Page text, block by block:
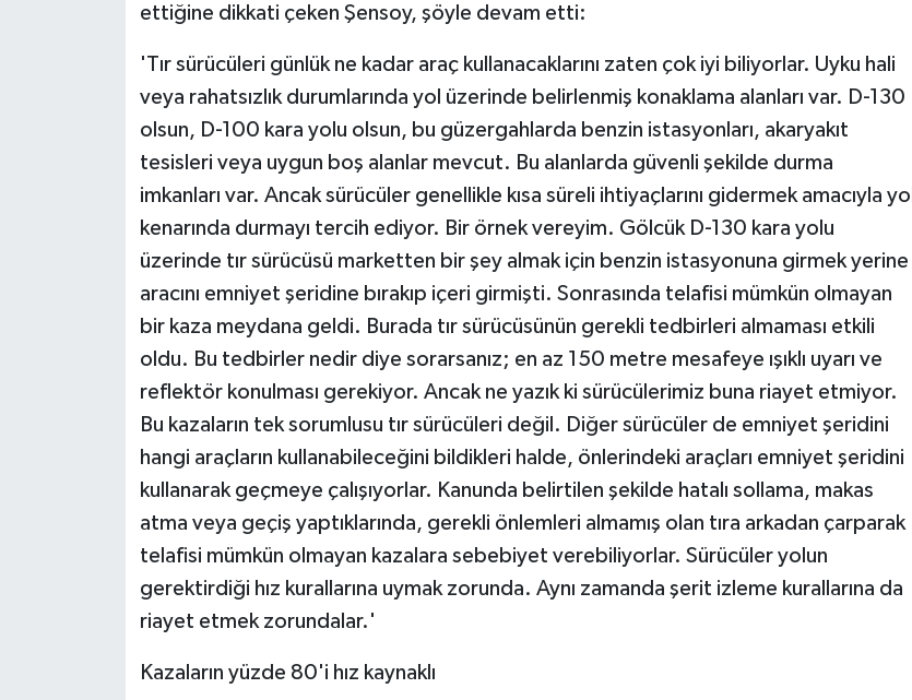
ettiğine dikkati çeken Şensoy, şöyle devam etti:
'Tır sürücüleri günlük ne kadar araç kullanacaklarını zaten çok iyi biliyorlar. Uyku hali
veya rahatsızlık durumlarında yol üzerinde belirlenmiş konaklama alanları var. D-130
olsun, D-100 kara yolu olsun, bu güzergahlarda benzin istasyonları, akaryakıt
tesisleri veya uygun boş alanlar mevcut. Bu alanlarda güvenli şekilde durma
imkanları var. Ancak sürücüler genellikle kısa süreli ihtiyaçlarını gidermek amacıyla yol
kenarında durmayı tercih ediyor. Bir örnek vereyim. Gölcük D-130 kara yolu
üzerinde tır sürücüsü marketten bir şey almak için benzin istasyonuna girmek yerine
aracını emniyet şeridine bırakıp içeri girmişti. Sonrasında telafisi mümkün olmayan
bir kaza meydana geldi. Burada tır sürücüsünün gerekli tedbirleri almaması etkili
oldu. Bu tedbirler nedir diye sorarsanız; en az 150 metre mesafeye ışıklı uyarı ve
reflektör konulması gerekiyor. Ancak ne yazık ki sürücülerimiz buna riayet etmiyor.
Bu kazaların tek sorumlusu tır sürücüleri değil. Diğer sürücüler de emniyet şeridini
hangi araçların kullanabileceğini bildikleri halde, önlerindeki araçları emniyet şeridini
kullanarak geçmeye çalışıyorlar. Kanunda belirtilen şekilde hatalı sollama, makas
atma veya geçiş yaptıklarında, gerekli önlemleri almamış olan tıra arkadan çarparak
telafisi mümkün olmayan kazalara sebebiyet verebiliyorlar. Sürücüler yolun
gerektirdiği hız kurallarına uymak zorunda. Aynı zamanda şerit izleme kurallarına da
riayet etmek zorundalar.'
Kazaların yüzde 80'i hız kaynaklı